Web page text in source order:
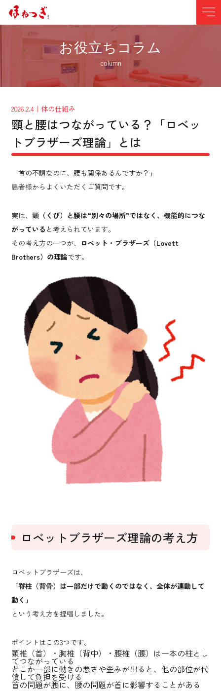
お役立ちコラム
column
2026.2.4 ｜体の仕組み
頸と腰はつながっている？「ロベッ
トブラザーズ理論」とは
「首の不調なのに、腰も関係あるんですか？」
患者様からよくいただくご質問です。
実は、 頸（くび）と腰は“別々の場所”ではなく、機能的につな
がっている と考えられています。
その考え方の一つが、
ロベット・ブラザーズ（Lovett
Brothers）の理論です。
ロベットブラザーズ理論の考え方
ロベットブラザーズは、
「脊柱（背骨）は一部だけで動くのではなく、全体が連動して
動く」
という考え方を提唱しました。
ポイントはこの3つです。
頸椎（首）・胸椎（背中）・腰椎（腰）は一本の柱とし
てつながっている
どこか一部に動きの悪さや歪みが出ると、他の部位が代
償して負担を受ける
首の問題が腰に、腰の問題が首に影響することがある